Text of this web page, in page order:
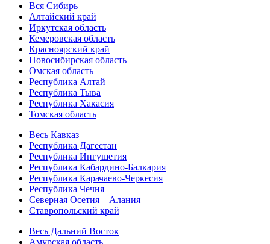
Вся Сибирь
Алтайский край
Иркутская область
Кемеровская область
Красноярский край
Новосибирская область
Омская область
Республика Алтай
Республика Тыва
Республика Хакасия
Томская область
Весь Кавказ
Республика Дагестан
Республика Ингушетия
Республика Кабардино-Балкария
Республика Карачаево-Черкесия
Республика Чечня
Северная Осетия – Алания
Ставропольский край
Весь Дальний Восток
Амурская область